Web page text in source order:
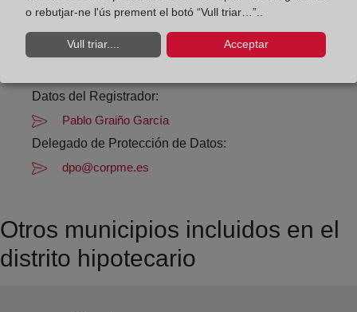
Datos de contacto:
(942) 52 01 43
Datos del Registrador:
Pablo Graiño García
Delegado de Protección de Datos:
dpo@corpme.es
Otros municipios incluidos en el
distrito hipotecario
o rebutjar-ne l'ús prement el botó “Vull triar…”..
Vull triar.... Acceptar